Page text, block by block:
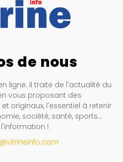
de nous
ligne. Il traite de l'actualité du
vous proposant des
originaux, l'essentiel à retenir
société, santé, sports…
!